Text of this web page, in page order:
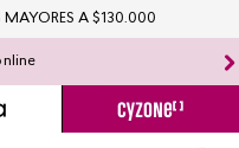
MAYORES A $130.000